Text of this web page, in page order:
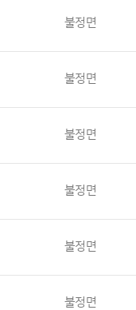
불정면
불정면
불정면
불정면
불정면
불정면